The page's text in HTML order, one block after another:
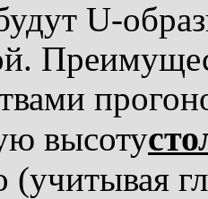
U-
высоту
(учитывая